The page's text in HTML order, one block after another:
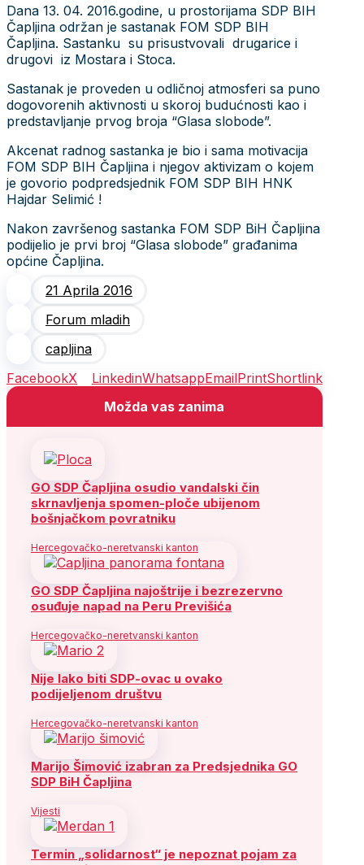
Dana 13. 04. 2016.godine, u prostorijama SDP BIH
Čapljina održan je sastanak FOM SDP BIH
Čapljina. Sastanku su prisustvovali drugarice i
drugovi iz Mostara i Stoca.
Sastanak je proveden u odličnoj atmosferi sa puno
dogovorenih aktivnosti u skoroj budućnosti kao i
predstavljanje prvog broja “Glasa slobode”.
Akcenat radnog sastanka je bio i sama motivacija
FOM SDP BIH Čapljina i njegov aktivizam o kojem
je govorio podpredsjednik FOM SDP BIH HNK
Hajdar Selimić !
Nakon završenog sastanka FOM SDP BiH Čapljina
podijelio je prvi broj “Glasa slobode” građanima
općine Čapljina.
21 Aprila 2016
Forum mladih
capljina
FacebookX LinkedinWhatsappEmailPrintShortlink
Možda vas zanima
GO SDP Čapljina osudio vandalski čin
skrnavljenja spomen-ploče ubijenom
bošnjačkom povratniku
Hercegovačko-neretvanski kanton
GO SDP Čapljina najoštrije i bezrezervno
osuđuje napad na Peru Previšića
Hercegovačko-neretvanski kanton
Nije lako biti SDP-ovac u ovako
podijeljenom društvu
Hercegovačko-neretvanski kanton
Marijo Šimović izabran za Predsjednika GO
SDP BiH Čapljina
Vijesti
Termin „solidarnost“ je nepoznat pojam za